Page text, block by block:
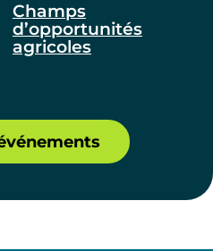
Champs
d’opportunités
agricoles